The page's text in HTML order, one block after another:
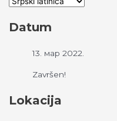
Datum
13. мар 2022.
Završen!
Lokacija